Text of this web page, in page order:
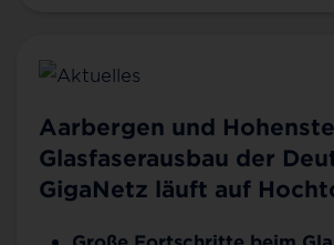
Aarbergen und
Glasfaserausbau der
GigaNetz läuft auf